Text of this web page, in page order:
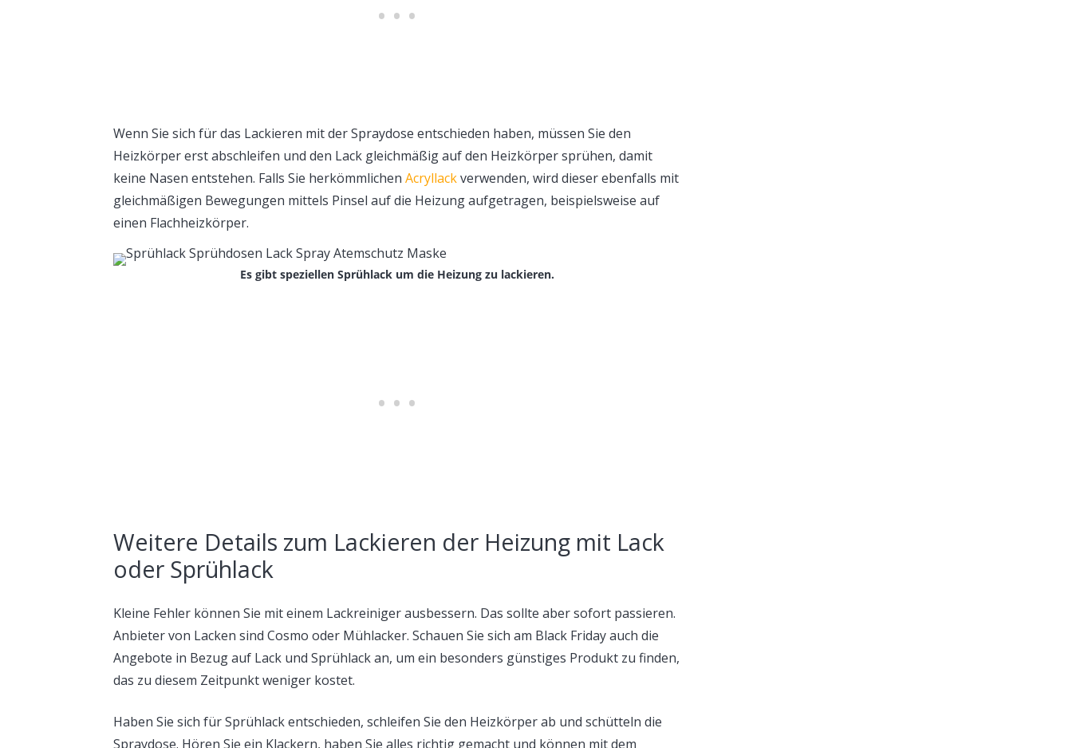
Wenn Sie sich für das Lackieren mit der Spraydose entschieden haben, müssen Sie den
Heizkörper erst abschleifen und den Lack gleichmäßig auf den Heizkörper sprühen, damit
keine Nasen entstehen. Falls Sie herkömmlichen Acryllackverwenden, wird dieser ebenfalls mit
gleichmäßigen Bewegungen mittels Pinsel auf die Heizung aufgetragen, beispielsweise auf
einen Flachheizkörper.
Es gibt speziellen Sprühlack um die Heizung zu lackieren.
Weitere Details zum Lackieren der Heizung mit Lack
oder Sprühlack
Kleine Fehler können Sie mit einem Lackreiniger ausbessern. Das sollte aber sofort passieren.
Anbieter von Lacken sind Cosmo oder Mühlacker. Schauen Sie sich am Black Friday auch die
Angebote in Bezug auf Lack und Sprühlack an, um ein besonders günstiges Produkt zu finden,
das zu diesem Zeitpunkt weniger kostet.
Haben Sie sich für Sprühlack entschieden, schleifen Sie den Heizkörper ab und schütteln die
Spraydose. Hören Sie ein Klackern, haben Sie alles richtig gemacht und können mit dem